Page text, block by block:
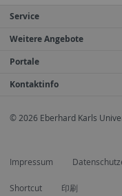
Service
Weitere Angebote
Portale
Kontaktinfo
© 2026 Eberhard Karls
Impressum
Shortcut 印刷